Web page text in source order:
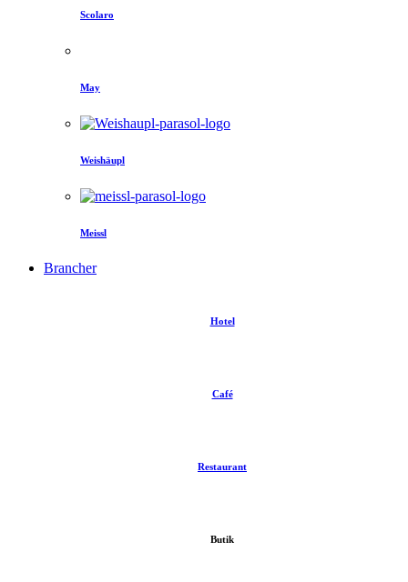
Scolaro
May
Weishäupl
Meissl
Brancher
Hotel
Café
Restaurant
Butik